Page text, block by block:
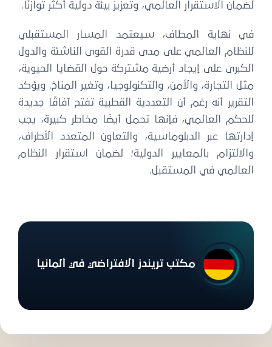
لضمان الاستقرار العالمي، وتعزيز بيئة دولية أكثر توازنًا.
في نهاية المطاف، سيعتمد المسار المستقبلي
للنظام العالمي على مدى قدرة القوى الناشئة والدول
الكبرى على إيجاد أرضية مشتركة حول القضايا الحيوية،
مثل التجارة، والأمن، والتكنولوجيا، وتغير المناخ. ويؤكد
التقرير أنه رغم أن التعددية القطبية تفتح آفاقًا جديدة
للحكم العالمي، فإنها تحمل أيضًا مخاطر كبيرة، يجب
إدارتها عبر الدبلوماسية، والتعاون المتعدد الأطراف،
والالتزام بالمعايير الدولية؛ لضمان استقرار النظام
العالمي في المستقبل.
مكتب تريندز الافتراضي في ألمانيا